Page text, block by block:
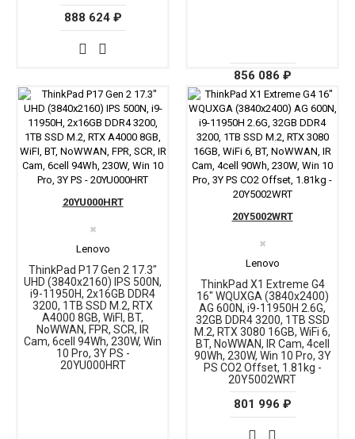
888 624 ₽
856 086 ₽
ThinkPad P17 Gen 2 17.3"
UHD (3840x2160) IPS 500N,
i9-11950H, 2x16GB DDR4
3200, 1TB SSD M.2, RTX
A4000 8GB, WiFI, BT,
NoWWAN, FPR, SCR, IR
Cam, 6cell 94Wh, 230W, Win
10 Pro, 3Y PS -
20YU000HRT
Lenovo
✖
20YU000HRT
ThinkPad X1 Extreme G4
16" WQUXGA (3840x2400)
AG 600N, i9-11950H 2.6G,
32GB DDR4 3200, 1TB SSD
M.2, RTX 3080 16GB, WiFi 6,
BT, NoWWAN, IR Cam, 4cell
90Wh, 230W, Win 10 Pro, 3Y
PS CO2 Offset, 1.81kg -
20Y5002WRT
Lenovo
✖
20Y5002WRT
801 996 ₽